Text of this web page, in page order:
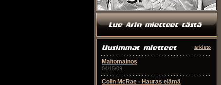
arkisto
Maitomainos
04/15/09
Colin McRae - Hauras elämä